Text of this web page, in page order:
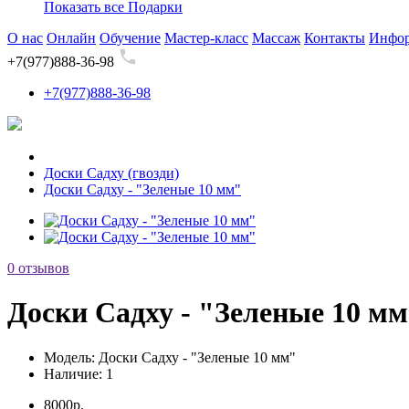
Показать все Подарки
О нас Онлайн Обучение Мастер-класс Массаж Контакты
+7(977)888-36-98
+7(977)888-36-98
Доски Садху (гвозди)
Доски Садху - "Зеленые 10 мм"
0 отзывов
Доски Садху - "Зеленые 10
Модель: Доски Садху - "Зеленые 10 мм"
Наличие: 1
8000р.